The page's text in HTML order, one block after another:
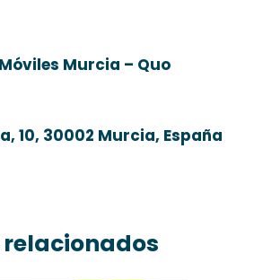
Murcia – Quo
10, 30002 Murcia, España